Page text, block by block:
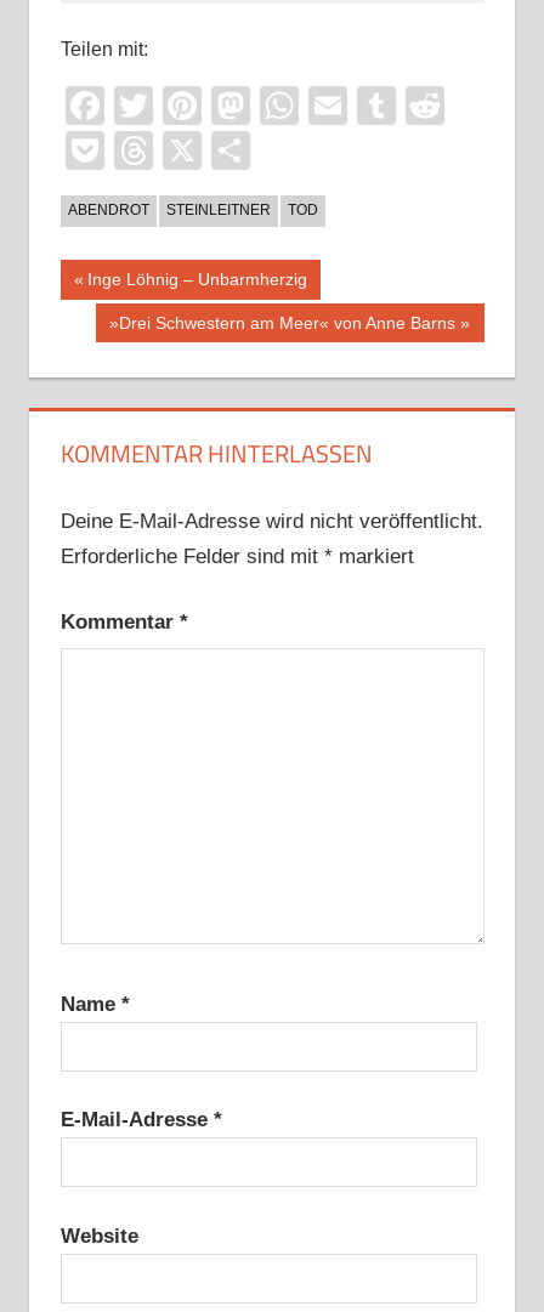
Teilen mit:
Facebook
TwitterPinterest
Mastodon
WhatsApp
EmailTumblr
PocketThreads
X
ABENDROT STEINLEITNER TOD
Beitragsnavigation
Vorheriger
Beitrag:
Inge Löhnig – Unbarmherzig
Nächster
»Drei Schwestern am Meer« von Anne Barns
KOMMENTAR HINTERLASSEN
Deine E-Mail-Adresse wird nicht veröffentlicht.
Erforderliche Felder sind mit *markiert
Kommentar *
Name *
E-Mail-Adresse *
Website